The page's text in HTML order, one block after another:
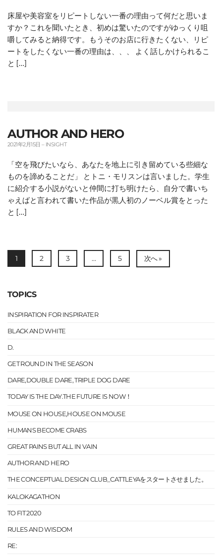
床屋や美容室をリピートしない一番の理由って何だと思いま
すか？これを聞いたとき、初めは驚いたのですがゆっくり咀
嚼してみると納得です。もうそのお店に行きたくない、リピ
ートをしたくない一番の理由は、、、 よく話しかけられるこ
と […]
AUTHOR AND HERO
2021年2月15日 – INSIGHT
「空を飛びたいなら、あなたを地上に引き留めている些細な
ものを諦めることだ」 とトニ・モリスンは言いました。学生
に紹介する小説がないと仲間に打ち明けたら、自分で書いち
ゃえばと言われて書いた作品が黒人初のノーベル賞をとった
と […]
1 2 3 … 5 次へ »
TOPICS
INSPIRATION FOR INSPIRATER
BLACK AND WHITE
D.
GET ROUND IN THE SEASON
DARE,DOUBLE DARE, TRIPLE DOG DARE
TODAY IS THE DAY.THE FUTURE IS NOW！
MOUSE ON HOUSE,HOUSE ON MOUSE
HUMANS BECOME CRABS
GREAT PAINS BUT ALL IN VAIN
AUTHOR AND HERO
THE CONCEPTUAL DESIGN CLUB_CATTLEYAをスタートさせました。
KALOKAGATHON
TO FIT 2020
RULES AND WISDOM
RE: